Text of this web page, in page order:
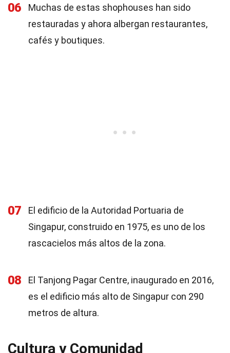
06
Muchas de estas shophouses han sido
restauradas y ahora albergan restaurantes,
cafés y boutiques.
07
El edificio de la Autoridad Portuaria de
Singapur, construido en 1975, es uno de los
rascacielos más altos de la zona.
08
El Tanjong Pagar Centre, inaugurado en 2016,
es el edificio más alto de Singapur con 290
metros de altura.
Cultura y Comunidad